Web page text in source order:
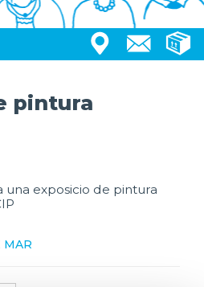
pintura
una exposicio de pintura
MAR